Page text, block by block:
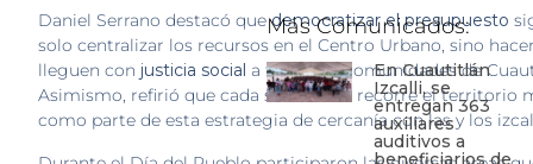
Daniel Serrano destacó quedemocratizar el presupuesto
solo centralizar los recursos en el Centro Urbano, sino
lleguen con justicia social a todas las comunidades de
Asimismo, refirió que cada semana se recorre el territorio
como parte de esta estrategia de cercanía con las y los
Más Comunicados:
En Cuautitlán
Izcalli, se
entregan 363
auxiliares
auditivos a
beneficiarios de